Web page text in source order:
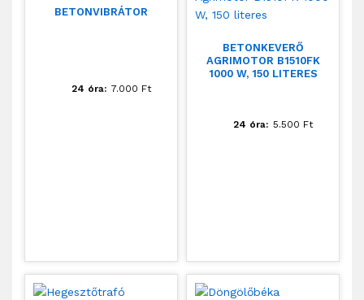
BETONVIBRÁTOR
24 óra: 7.000 Ft
BETONKEVERŐ
AGRIMOTOR B1510FK
1000 W, 150 LITERES
24 óra: 5.500 Ft